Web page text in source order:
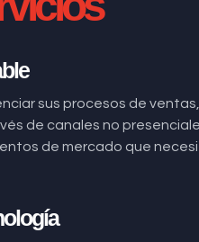
sus procesos de
de canales no
de mercado que